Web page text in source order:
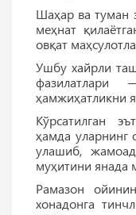
Шаҳар ва туман
меҳнат
овқат
Ушбу хайрли
фазилатлари
ҳамжиҳатликни
Кўрсатилган
ҳамда уларнинг
улашиб,
муҳитини янада
Рамазон
хонадонга